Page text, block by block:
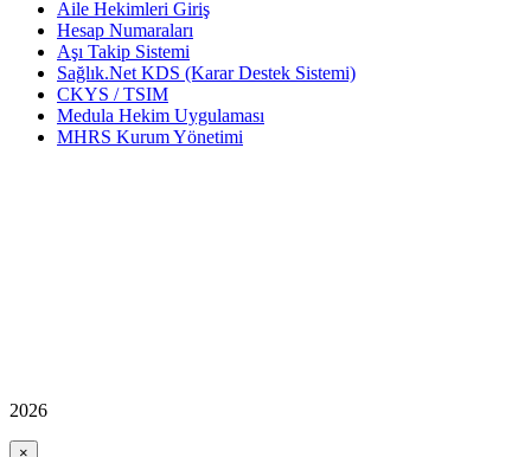
Aile Hekimleri Giriş
Hesap Numaraları
Aşı Takip Sistemi
Sağlık.Net KDS (Karar Destek Sistemi)
CKYS / TSIM
Medula Hekim Uygulaması
MHRS Kurum Yönetimi
2026
×